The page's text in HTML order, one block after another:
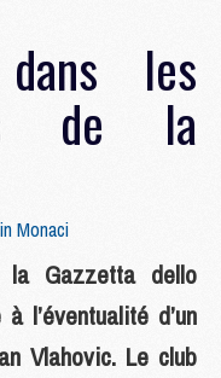
les
de la
Monaci
la Gazzetta dello
l’éventualité d’un
Vlahovic. Le club